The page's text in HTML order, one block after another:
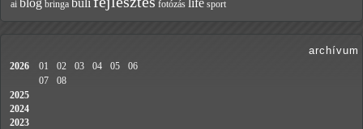
ai bringa fotózás sport
archívum
2026 01 02 03 04 05
06
07
08
2025
2024
2023